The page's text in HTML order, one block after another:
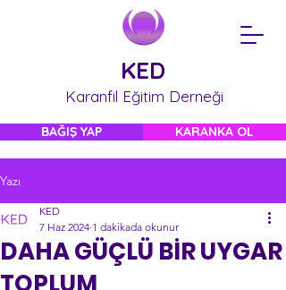
Karanfil Eğitim Derneği
BAĞIŞ YAP KARANKA OL
KED
Yazı
DAHA GÜÇLÜ BİR UYGAR
KED
7 Haz 2024 1 dakikada okunur